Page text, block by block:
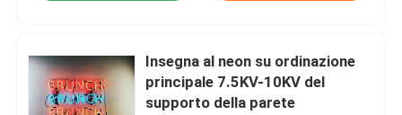
Contattici
Insegna al neon su ordinazione
principale 7.5KV-10KV del
supporto della parete